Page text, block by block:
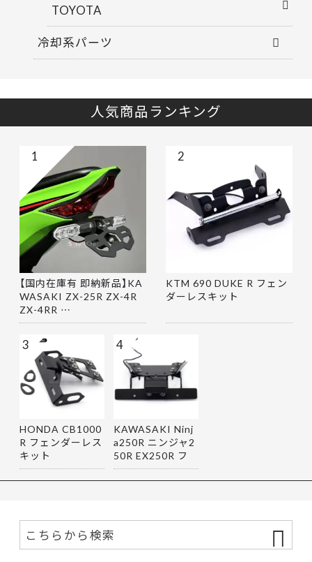
TOYOTA
冷却系パーツ
人気商品ランキング
【国内在庫有 即納新品】KA
WASAKI ZX-25R ZX-4R
ZX-4RR …
1
KTM 690 DUKE R フェン
ダーレスキット
2
HONDA CB1000
R フェンダーレス
キット
3
KAWASAKI Ninj
a250R ニンジャ2
50R EX250R フ
ェンダーレス…
4